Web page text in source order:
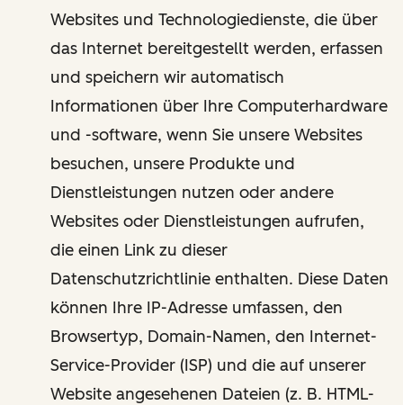
Websites und Technologiedienste, die über
das Internet bereitgestellt werden, erfassen
und speichern wir automatisch
Informationen über Ihre Computerhardware
und -software, wenn Sie unsere Websites
besuchen, unsere Produkte und
Dienstleistungen nutzen oder andere
Websites oder Dienstleistungen aufrufen,
die einen Link zu dieser
Datenschutzrichtlinie enthalten. Diese Daten
können Ihre IP-Adresse umfassen, den
Browsertyp, Domain-Namen, den Internet-
Service-Provider (ISP) und die auf unserer
Website angesehenen Dateien (z. B. HTML-